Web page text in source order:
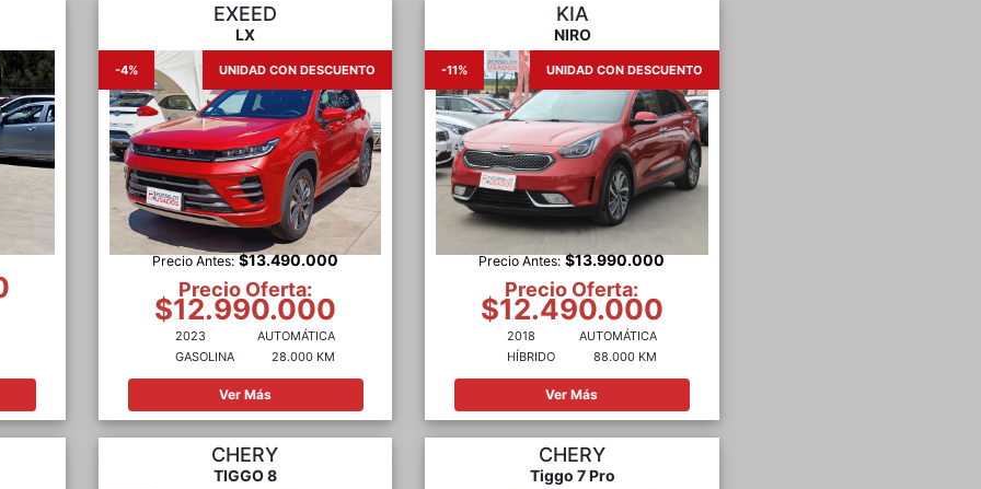
EXEED
LX
-4% UNIDAD CON DESCUENTO
Precio Antes: $13.490.000
Precio Oferta:
$12.990.000
2023
GASOLINA
AUTOMÁTICA
28.000 KM
Ver Más
KIA
NIRO
-11% UNIDAD CON DESCUENTO
Precio Antes: $13.990.000
Precio Oferta:
$12.490.000
2018
HÍBRIDO
AUTOMÁTICA
88.000 KM
Ver Más
CHERY
TIGGO 8
CHERY
Tiggo 7 Pro